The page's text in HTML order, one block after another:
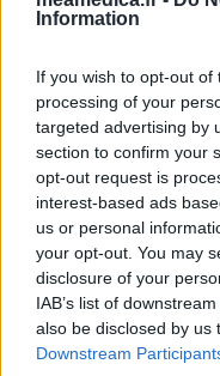
Information
If you wish to opt-out
processing of your
targeted advertising by
section to confirm your
opt-out request is
interest-based ads
us or personal
your opt-out. You may
disclosure of your
IAB’s list of
also be disclosed by us
Downstream